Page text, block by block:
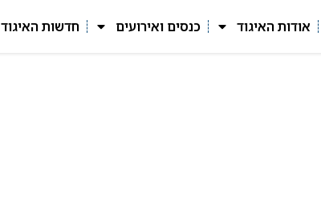
אודות האיגוד כנסים ואירועים חדשות האיגוד